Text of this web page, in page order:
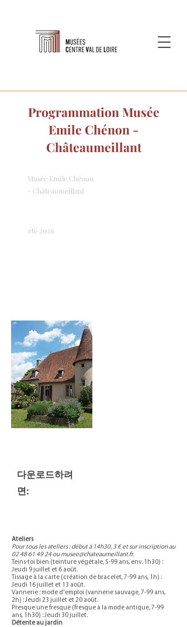
Programmation Musée
Emile Chénon -
Châteaumeillant
Musée Emile Chénon
- Châteaumeillant
été 2026
다운로드하려
면:
Ateliers
Pour tous les ateliers : début à 14h30, 3 € et sur inscription au
02 48 61 49 24 oumusee@chateaumeillant.fr.
Teins-toi bien (teinture végétale, 5-99 ans, env. 1h30) :
Jeudi 9 juillet et 6 août.
Tissage à la carte (création de bracelet, 7-99 ans, 1h) :
Jeudi 16 juillet et 13 août.
Vannerie : mode d'emploi (vannerie sauvage, 7-99 ans,
2h) : Jeudi 23 juillet et 20 août.
Presque une fresque (fresque à la mode antique, 7-99
ans, 1h30) : Jeudi 30 juillet.
Détente au jardin